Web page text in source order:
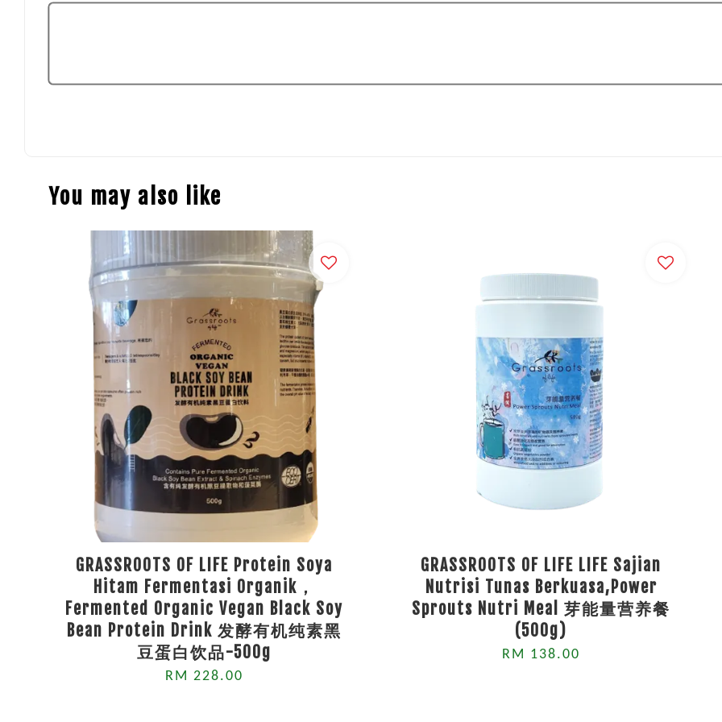
You may also like
GRASSROOTS OF LIFE Protein Soya
Hitam Fermentasi Organik，
Fermented Organic Vegan Black Soy
Bean Protein Drink 发酵有机纯素黑
豆蛋白饮品-500g
RM 228.00
GRASSROOTS OF LIFE LIFE Sajian
Nutrisi Tunas Berkuasa,Power
Sprouts Nutri Meal 芽能量营养餐
(500g)
RM 138.00